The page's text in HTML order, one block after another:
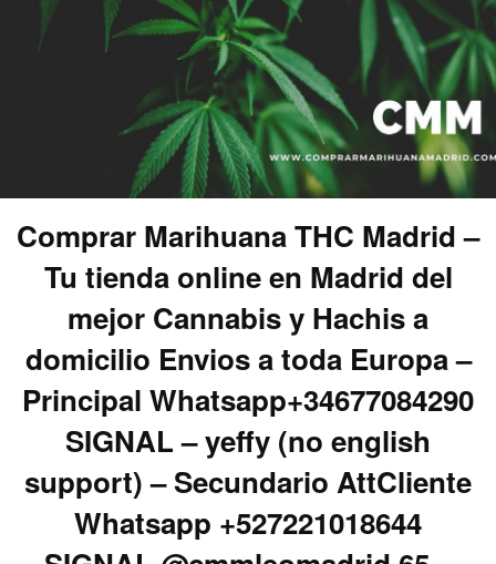
Comprar Marihuana THC Madrid –
Tu tienda online en Madrid del
mejor Cannabis y Hachis a
domicilio Envios a toda Europa –
Principal Whatsapp+34677084290
SIGNAL – yeffy (no english
support) – Secundario AttCliente
Whatsapp +527221018644